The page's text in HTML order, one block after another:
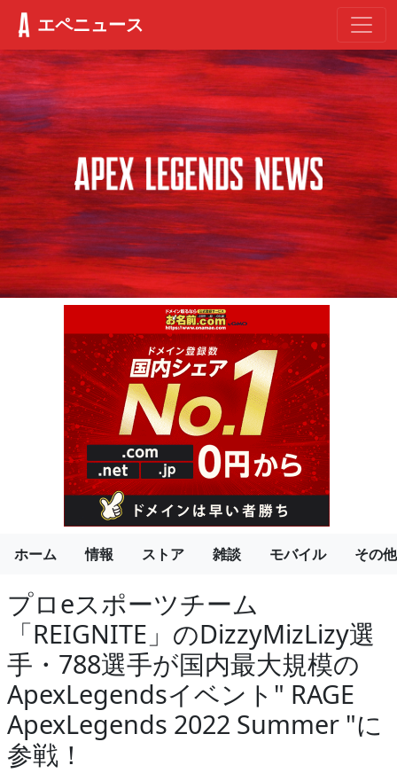
エペニュース
ホーム 情報 ストア 雑談 モバイル その他
プロeスポーツチーム
「REIGNITE」のDizzyMizLizy選
手・788選手が国内最大規模の
ApexLegendsイベント" RAGE
ApexLegends 2022 Summer "に
参戦！